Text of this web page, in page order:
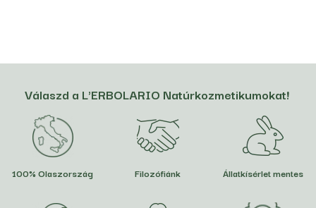
Válaszd a L'ERBOLARIO Natúrkozmetikumokat!
100% Olaszország Filozófiánk Állatkísérlet mentes